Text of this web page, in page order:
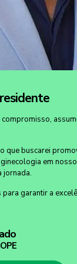
que buscarei
em
jornada.
garantir a